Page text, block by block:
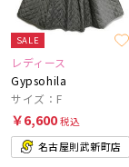
SALE
レディース
Gypsohila
サイズ：F
￥6,600税込
名古屋則武新町店